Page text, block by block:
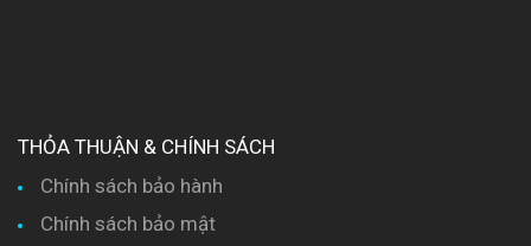
THỎA THUẬN & CHÍNH SÁCH
Chính sách bảo hành
Chính sách bảo mật